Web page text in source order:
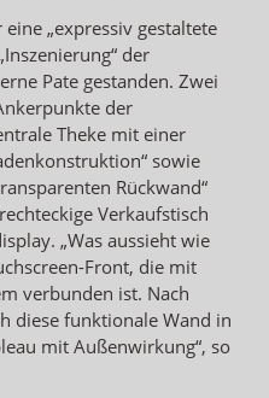
„expressiv gestaltete
der
Pate gestanden. Zwei
der
Theke mit einer
sowie
Rückwand“
Verkaufstisch
„Was aussieht wie
Front, die mit
verbunden ist. Nach
diese funktionale Wand in
mit Außenwirkung“, so